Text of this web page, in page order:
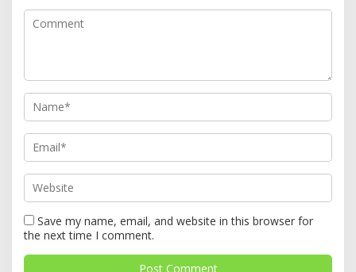
Save my name, email, and website in this browser for
the next time I comment.